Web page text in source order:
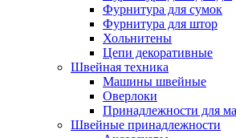
Фурнитура для сумок
Фурнитура для штор
Хольнитены
Цепи декоративные
Швейная техника
Машины швейные
Оверлоки
Принадлежности для
Швейные принадлежности